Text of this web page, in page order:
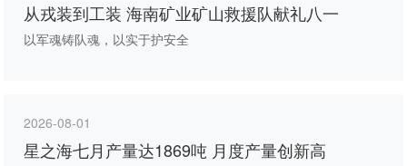
从戎装到工装 海南矿业矿山救援队献礼八一
以军魂铸队魂，以实于护安全
2026-08-01
星之海七月产量达1869吨 月度产量创新高